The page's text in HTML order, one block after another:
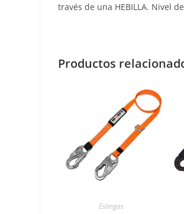
través de una HEBILLA. Nivel
Productos
Eslingas